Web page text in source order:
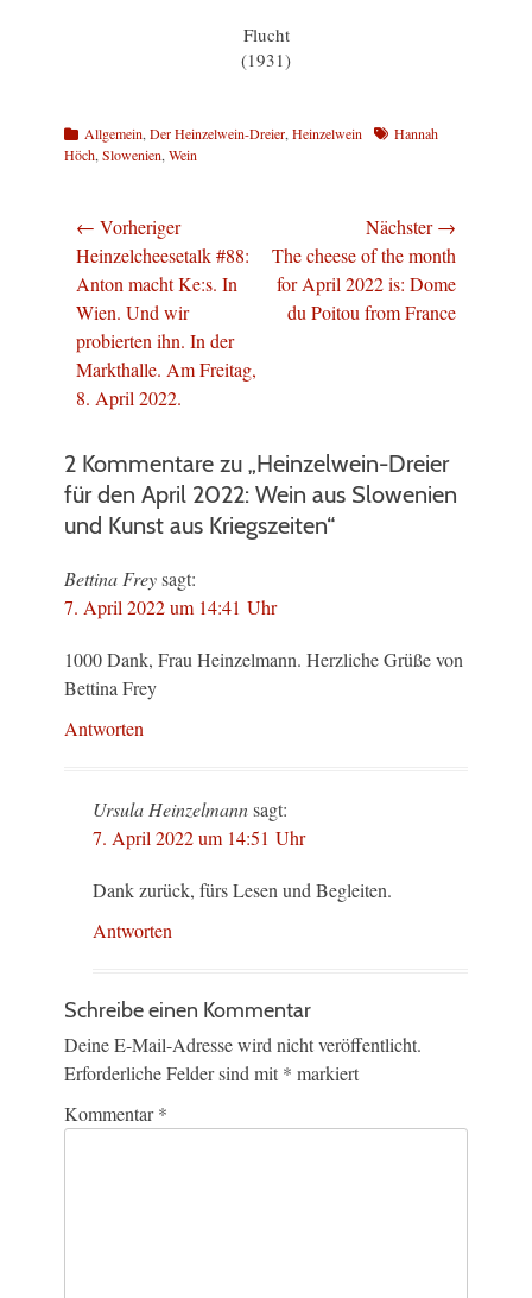
Flucht
(1931)
Kategorien
Allgemein Der Heinzelwein-Dreier Heinzelwein Schlagworte
Hannah
Höch Slowenien Wein
Beitragsnavigation
← Vorheriger
Vorheriger
Beitrag:
Heinzelcheesetalk #88:
Anton macht Ke:s. In
Wien. Und wir
probierten ihn. In der
Markthalle. Am Freitag,
8. April 2022.
Nächster →
Nächster
Beitrag:
The cheese of the month
for April 2022 is: Dome
du Poitou from France
2 Kommentare zu „Heinzelwein-Dreier
für den April 2022: Wein aus Slowenien
und Kunst aus Kriegszeiten“
Bettina Freysagt:
7. April 2022 um 14:41 Uhr
1000 Dank, Frau Heinzelmann. Herzliche Grüße von
Bettina Frey
Antworten
Ursula Heinzelmannsagt:
7. April 2022 um 14:51 Uhr
Dank zurück, fürs Lesen und Begleiten.
Antworten
Schreibe einen Kommentar
Deine E-Mail-Adresse wird nicht veröffentlicht.
Erforderliche Felder sind mit * markiert
Kommentar*